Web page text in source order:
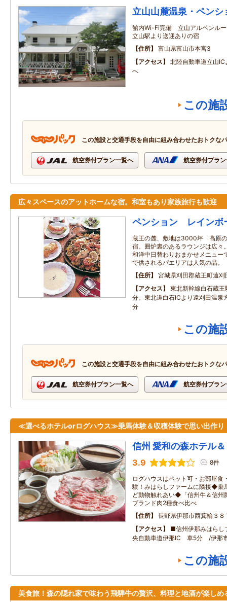
立山山麓温泉・ペンシ
館内Wi-Fi完備 立山アルペンル
立山駅より送迎ありの宿
住所
富山県富山市本宮3
アクセス
北陸自動車道立山
へ
この施
この施設と交通手段を自由に組み合わせたおトクな
航空券付プラン一覧へ 航空券付プラ
広々スペースのアットホームな宿。和室もあり家族旅行も歓迎
ペンション レインボ
蔵王の麓、敷地は3000坪 高原
宿。囲炉裏のあるラウンジは広々
和洋中日替わりおまかせメニュー
で供されるパエリアは人気の品。
住所
宮城県刈田郡蔵王町遠
アクセス
東北新幹線白石蔵
分。東北道白石ICより遠刈田温泉
分
この施
この施設と交通手段を自由に組み合わせたおトクな
航空券付プラン一覧へ 航空券付プラ
≪選べるホテルorログハウス≫乗馬体験＆収穫体験で思い出作り
信州 愛和の森ホテル
3.9 8件
ログハウスはペット可・お部屋
験！みはらしファームに隣接◆乗
ど動物触れあい◆「信州牛＆信州
ブランド肉2種食べ比べ
住所
長野県伊那市西箕輪３８
アクセス
■信州伊那みはら
央自動車道伊那IC 車5分 /伊那
この施
美食旅！森の隠れ家で味わう飛騨牛の贅沢、料理と地酒が楽しめ